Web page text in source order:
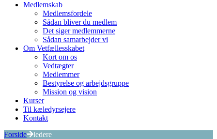
Medlemskab
Medlemsfordele
Sådan bliver du medlem
Det siger medlemmerne
Sådan samarbejder vi
Om Vetfællesskabet
Kort om os
Vedtægter
Medlemmer
Bestyrelse og arbejdsgruppe
Mission og vision
Kurser
Til kæledyrsejere
Kontakt
Forside
ledere